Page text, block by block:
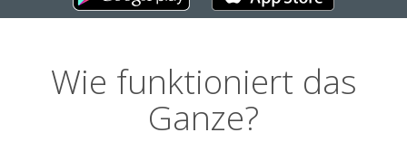
Wie funktioniert das
Ganze?